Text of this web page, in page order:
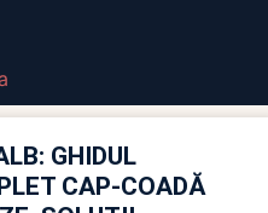
GHIDUL
CAP-COADĂ